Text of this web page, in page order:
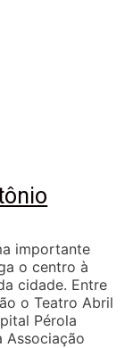
importante
o centro à
cidade. Entre
o Teatro Abril
Pérola
Associação